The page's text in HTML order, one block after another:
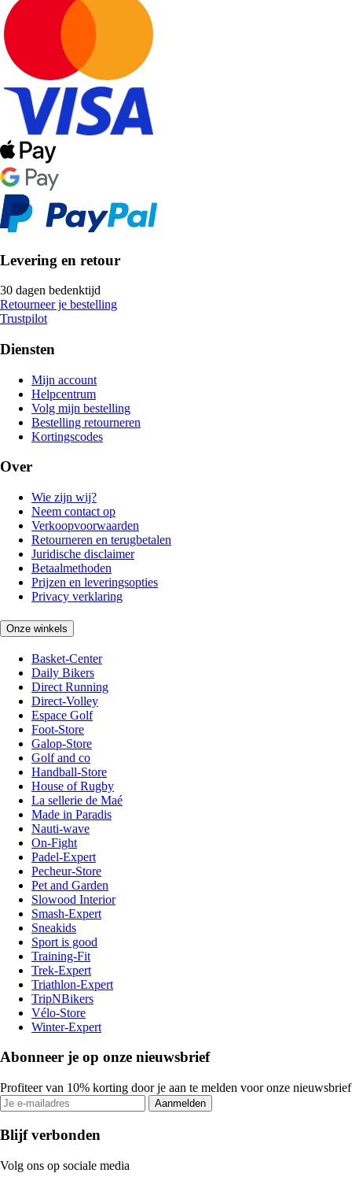
Levering en retour
30 dagen bedenktijd
Retourneer je bestelling
Trustpilot
Diensten
Mijn account
Helpcentrum
Volg mijn bestelling
Bestelling retourneren
Kortingscodes
Over
Wie zijn wij?
Neem contact op
Verkoopvoorwaarden
Retourneren en terugbetalen
Juridische disclaimer
Betaalmethoden
Prijzen en leveringsopties
Privacy verklaring
Onze winkels
Basket-Center
Daily Bikers
Direct Running
Direct-Volley
Espace Golf
Foot-Store
Galop-Store
Golf and co
Handball-Store
House of Rugby
La sellerie de Maé
Made in Paradis
Nauti-wave
On-Fight
Padel-Expert
Pecheur-Store
Pet and Garden
Slowood Interior
Smash-Expert
Sneakids
Sport is good
Training-Fit
Trek-Expert
Triathlon-Expert
TripNBikers
Vélo-Store
Winter-Expert
Abonneer je op onze nieuwsbrief
Profiteer van 10% korting door je aan te melden voor onze nieuwsbrief
Aanmelden
Blijf verbonden
Volg ons op sociale media